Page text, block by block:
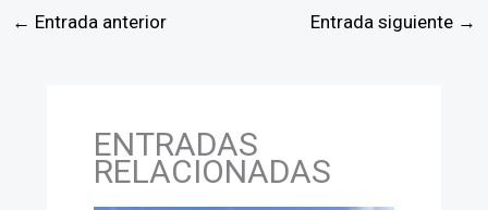
← Entrada anterior Entrada siguiente →
ENTRADAS
RELACIONADAS